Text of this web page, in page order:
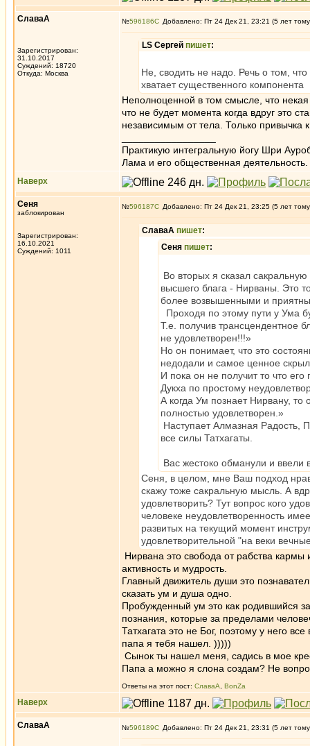
СлаваА
Зарегистрирован:
31.10.2017
Суждений: 18720
Откуда: Москва
№596186 Добавлено: Пт 24 Дек 21, 23:21 (5 лет
LS Сергей пишет:
Не, сводить не надо. Речь о том,
хватает существенного компонента
Неполноценной в том смысле, что
что не будет момента когда вдруг это
независимым от тела. Только привычка
Практикую интегральную йогу Шри
Лама и его общественная деятельность.
Наверх
Сеня
заблокирован
Зарегистрирован:
16.10.2021
Суждений: 1011
№596187 Добавлено: Пт 24 Дек 21, 23:25 (5 лет
СлаваА пишет:
Сеня пишет:
Во вторых я сказал
высшего блага - Нирваны. Это
более возвышенными и
Проходя по этому пути у Ума
Т.е. получив трансцендентное
не удовлетворен!!!»
Но он понимает, что это
недодали и самое ценное
И пока он не получит то что
Дукха по простому
А когда Ум познает Нирвану,
полностью удовлетворен.»
Наступает Алмазная Радость,
все силы Татхагаты.
Вас жестоко обманули и ввели
Сеня, в целом, мне Ваш подход
скажу тоже сакральную мысль. А
удовлетворить? Тут вопрос кого
человеке неудовлетворенность
развитых на текущий момент
удовлетворительной "на веки
Нирвана это свобода от рабства кармы
активность и мудрость.
Главный движитель души это
сказать ум и душа одно.
Пробужденный ум это как родившийся
познания, которые за пределами
Татхагата это не Бог, поэтому у него
папа я тебя нашел. )))))
Сынок ты нашел меня, садись в мое
Папа а можно я слона создам? Не
Ответы на этот пост: СлаваА BonZa
Наверх
СлаваА №596189 Добавлено: Пт 24 Дек 21, 23:31 (5 лет